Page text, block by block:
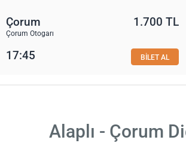
Çorum
Çorum Otogarı
1.700 TL
17:45 BİLET AL
Alaplı - Çorum